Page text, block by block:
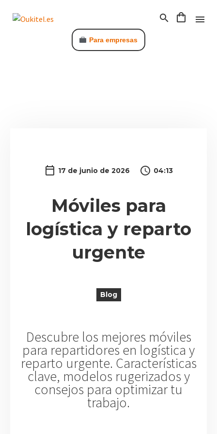
Para empresas
17 de junio de 2026 04:13
Móviles para
logística y reparto
urgente
Blog
Descubre los mejores móviles
para repartidores en logística y
reparto urgente. Características
clave, modelos rugerizados y
consejos para optimizar tu
trabajo.